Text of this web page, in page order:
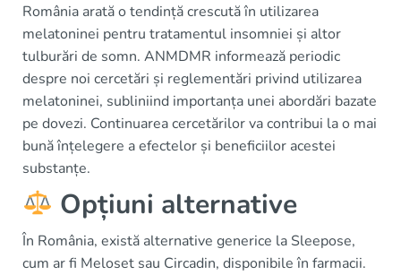
România arată o tendință crescută în utilizarea
melatoninei pentru tratamentul insomniei și altor
tulburări de somn. ANMDMR informează periodic
despre noi cercetări și reglementări privind utilizarea
melatoninei, subliniind importanța unei abordări bazate
pe dovezi. Continuarea cercetărilor va contribui la o mai
bună înțelegere a efectelor și beneficiilor acestei
substanțe.
Opțiuni alternative
În România, există alternative generice la Sleepose,
cum ar fi Meloset sau Circadin, disponibile în farmacii.